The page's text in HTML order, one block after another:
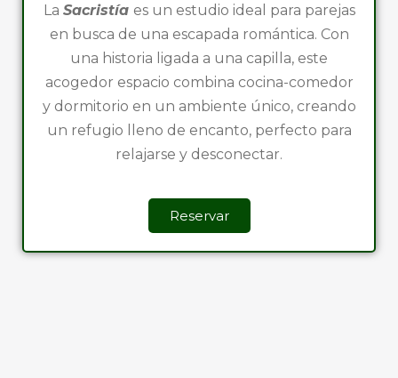
La Sacristía es un estudio ideal para parejas
en busca de una escapada romántica. Con
una historia ligada a una capilla, este
acogedor espacio combina cocina-comedor
y dormitorio en un ambiente único, creando
un refugio lleno de encanto, perfecto para
relajarse y desconectar.
Reservar